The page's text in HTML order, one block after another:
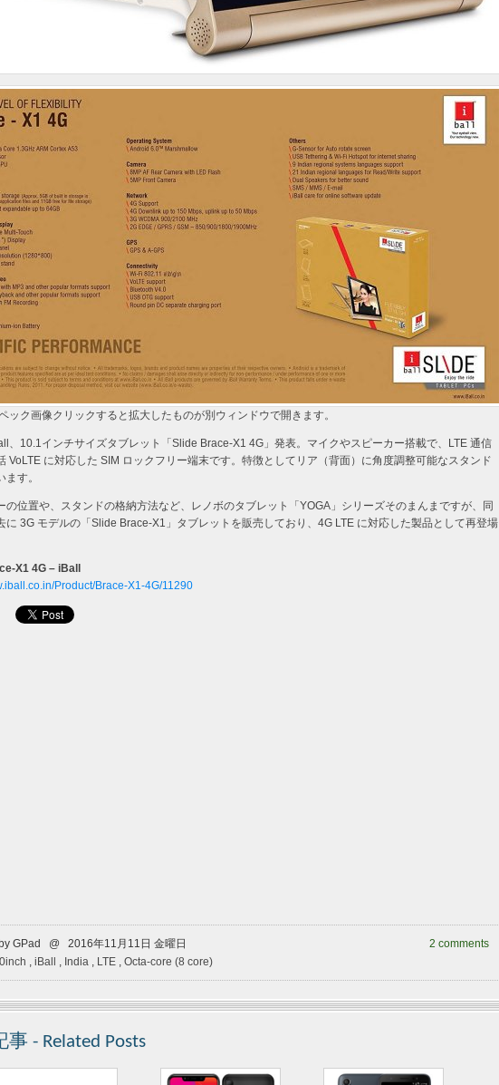
ック画像クリックすると拡大したものが別ウィンドウで開きます。
、10.1インチサイズタブレット「Slide Brace-X1 4G」発表。マイクやスピーカー搭載で、LTE 通信
VoLTE に対応した SIM ロックフリー端末です。特徴としてリア（背面）に角度調整可能なスタンド
ます。
の位置や、スタンドの格納方法など、レノボのタブレット「YOGA」シリーズそのまんまですが、同
に 3G モデルの「Slide Brace-X1」タブレットを販売しており、4G LTE に対応した製品として再登場
X1 4G – iBall
Product/Brace-X1-4G/11290
GPad @ 2016年11月11日 金曜日
2 comments
, iBall , India , LTE , Octa-core (8 core)
事 - Related Posts